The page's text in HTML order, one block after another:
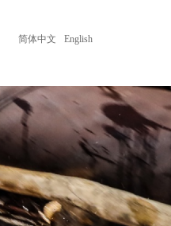
简体中文 English